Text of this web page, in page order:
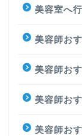
美容室へ
美容師お
美容師お
美容師お
美容師お